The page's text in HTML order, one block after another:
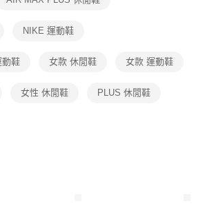
份有限公司提供之「AFTEE先享後付」服務完成之交
有限公司。
事先徵得法定代理人或監護人之同意方可使用
後付」時，將依據個別帳號之用戶狀況，依本公司即
NIKE 運動鞋
鞋 女款 休閒鞋 女款 運動鞋
女性 休閒鞋 PLUS 休閒鞋